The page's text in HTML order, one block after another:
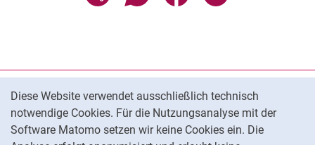
Diese Website verwendet ausschließlich technisch
notwendige Cookies. Für die Nutzungsanalyse mit der
Software Matomo setzen wir keine Cookies ein. Die
Datenschutz
Barrierefreiheit
Transparenter KI-Einsatz